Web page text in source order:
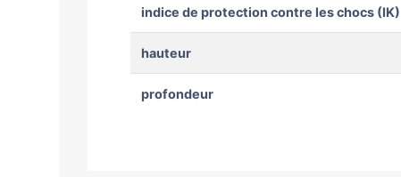
indice de protection contre les chocs (IK)
hauteur
profondeur